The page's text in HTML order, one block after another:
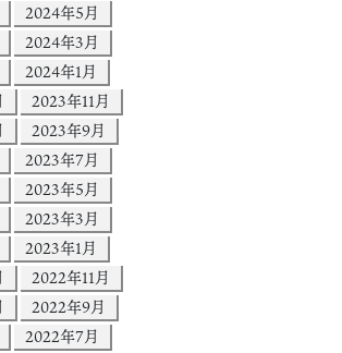
2024年5月
2024年3月
2024年1月
2023年11月
2023年9月
2023年7月
2023年5月
2023年3月
2023年1月
2022年11月
2022年9月
2022年7月